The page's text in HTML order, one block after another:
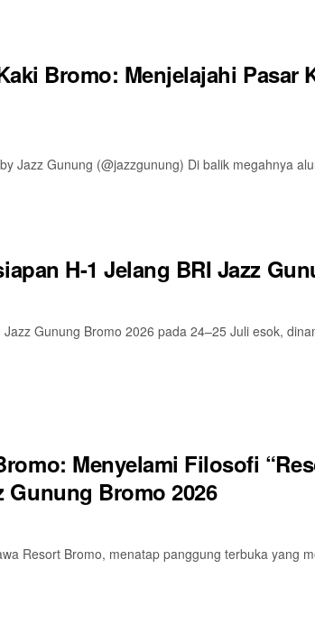
Bromo: Menjelajahi Pasar
Jazz Gunung (@jazzgunung) Di balik megahnya
H-1 Jelang BRI Jazz
Gunung Bromo 2026 pada 24–25 Juli esok,
Menyelami Filosofi
Gunung Bromo 2026
Resort Bromo, menatap panggung terbuka yang